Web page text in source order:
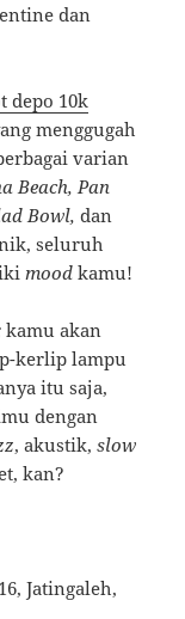
dan
depo 10k
menggugah
varian
Beach, Pan
Bowl, dan
seluruh
mood kamu!
kamu akan
kerlip lampu
itu saja,
dengan
, akustik,slow
kan?
Jatingaleh,